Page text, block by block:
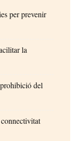
per prevenir
la
del